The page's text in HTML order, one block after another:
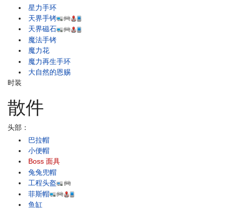
星力手环
天界手铐
天界磁石
魔法手铐
魔力花
魔力再生手环
大自然的恩赐
时装
散件
头部：
巴拉帽
小便帽
Boss 面具
兔兔兜帽
工程头盔
菲斯帽
鱼缸